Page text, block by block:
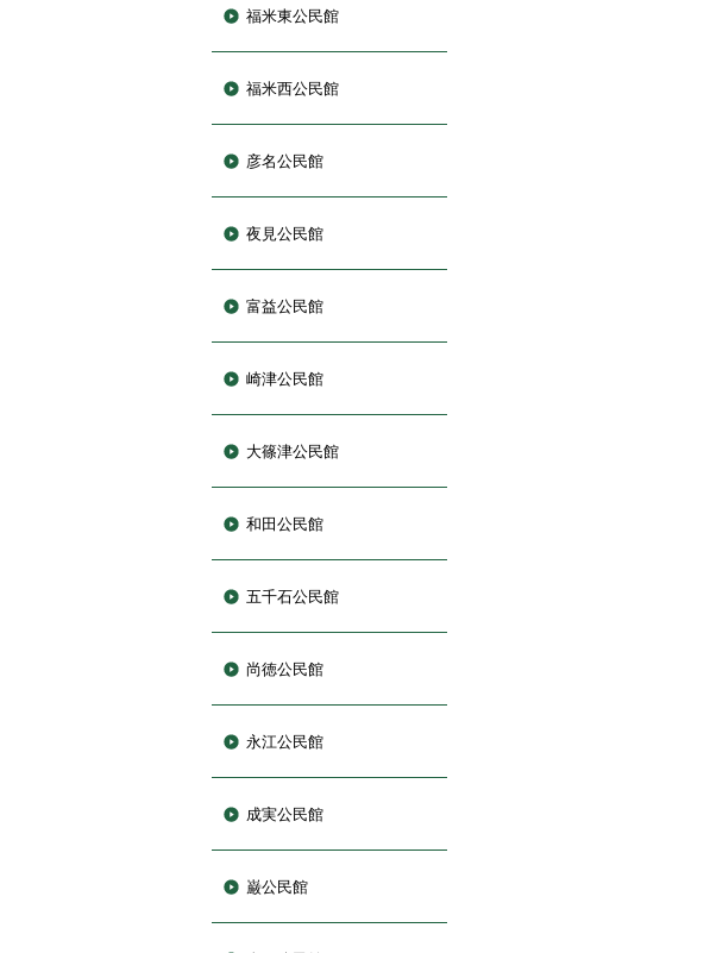
福米東公民館
福米西公民館
彦名公民館
夜見公民館
富益公民館
崎津公民館
大篠津公民館
和田公民館
五千石公民館
尚徳公民館
永江公民館
成実公民館
巌公民館